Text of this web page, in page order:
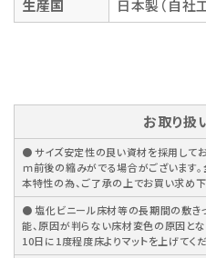
生産国
日本製（自社
お取り扱
● サイズ安定性の良い資材を採用して
ｍ前後の縮みがでる場合がございます
本特性の為、ご了承の上でお買い求め下
● 塩化ビニール床材等の長期間の敷き
能、原因が判らない床材変色の原因と
10日に1度程度床よりマットを上げてくだ